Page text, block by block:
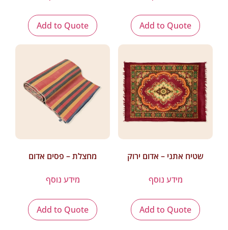
Add to Quote
Add to Quote
שטיח אתני – אדום ירוק
מידע נוסף
Add to Quote
מחצלת – פסים אדום
מידע נוסף
Add to Quote